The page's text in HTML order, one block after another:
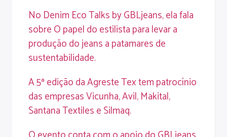
No Denim Eco Talks by GBLjeans, ela fala
sobre O papel do estilista para levar a
produção do jeans a patamares de
sustentabilidade.
A 5ª edição da Agreste Tex tem patrocínio
das empresas Vicunha, Avil, Makital,
Santana Textiles e Silmaq.